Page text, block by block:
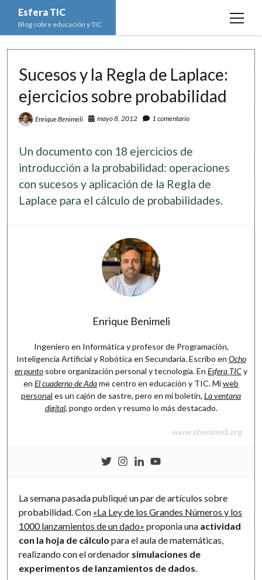
Esfera TIC
Blog sobre educación y TIC
open
Educación y TIC open
Actualidad
Escuela de padres
Formación
Innovación
Lectura
Asignaturas
open
Ciencias Naturales
Geografía e Historia
Historia del Arte
Lengua
Informática open
Ofimática
open
menu
Bases de datos
Hoja de cálculo
Programación
Redes de ordenadores
Sistemas Operativos
menu
Estadística
Geometría
twitterfacebookinstagramyoutube
Sucesos y la Regla de Laplace:
ejercicios sobre probabilidad
Enrique Benimeli mayo 8, 2012 1 comentario
Un documento con 18 ejercicios de
introducción a la probabilidad: operaciones
con sucesos y aplicación de la Regla de
Laplace para el cálculo de probabilidades.
Enrique Benimeli
Ingeniero en Informática y profesor de Programación,
Inteligencia Artificial y Robótica en Secundaria. Escribo en Ocho
en punto sobre organización personal y tecnología. En Esfera TICy
en El cuaderno de Adame centro en educación y TIC. Miweb
personal es un cajón de sastre, pero en mi boletín, La ventana
digital, pongo orden y resumo lo más destacado.
www.ebenimeli.org
La semana pasada publiqué un par de artículos sobre
probabilidad. Con «La Ley de los Grandes Números y los
1000 lanzamientos de un dado» proponia una actividad
con la hoja de cálculo para el aula de matemáticas,
realizando con el ordenador simulaciones de
experimentos de lanzamientos de dados